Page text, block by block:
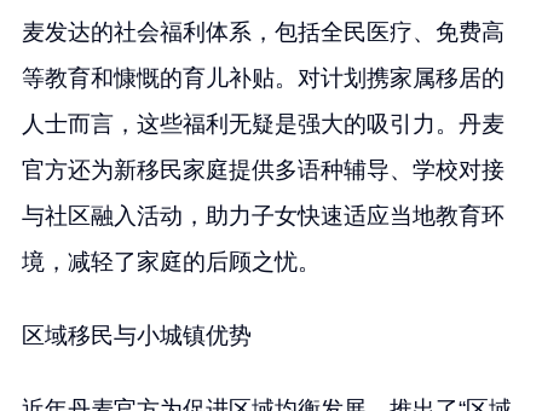
麦发达的社会福利体系，包括全民医疗、免费高
等教育和慷慨的育儿补贴。对计划携家属移居的
人士而言，这些福利无疑是强大的吸引力。丹麦
官方还为新移民家庭提供多语种辅导、学校对接
与社区融入活动，助力子女快速适应当地教育环
境，减轻了家庭的后顾之忧。
区域移民与小城镇优势